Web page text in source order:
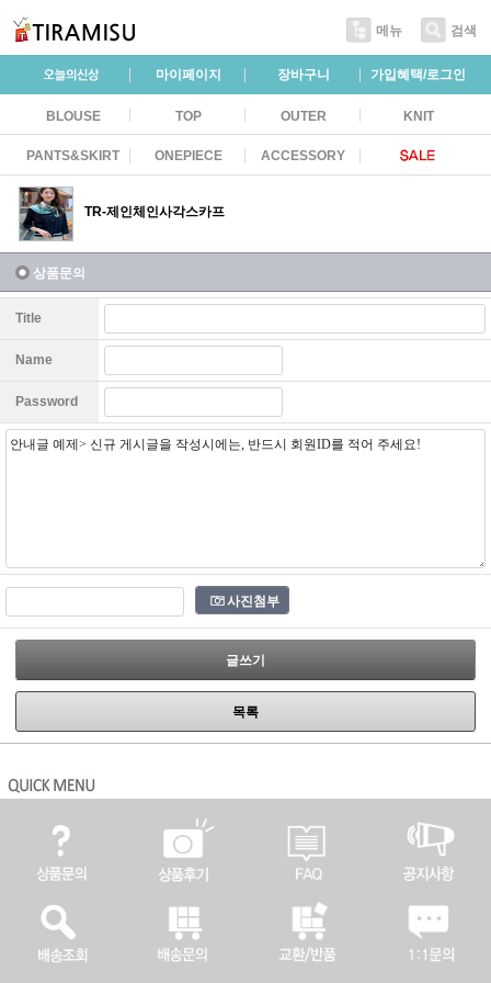
메뉴 검색
마이페이지 장바구니 가입혜택/로그인
BLOUSE TOP OUTER KNIT
PANTS&SKIRT ONEPIECE ACCESSORY
TR-제인체인사각스카프
상품문의
Title
Name
Password
사진첨부
글쓰기
목록